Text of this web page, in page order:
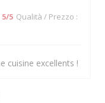
5/5 Qualità / Prezzo :
cuisine excellents !